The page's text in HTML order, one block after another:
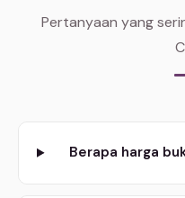
Pertanyaan yang
Berapa harga